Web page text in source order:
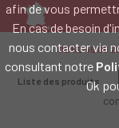
afin de vous
En cas de besoin
nous contacter via
consultant notre
Ok
LE
Intervention sur tout le
Mans - Bordeaux -
Caen - Lyon -
02 52 45 00
Liste des produits